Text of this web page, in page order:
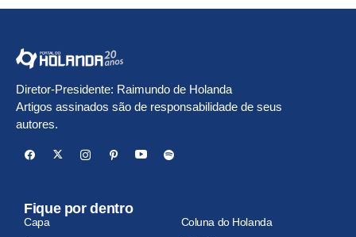
Diretor-Presidente: Raimundo de Holanda
Artigos assinados são de responsabilidade de seus
autores.
Fique por dentro
Capa
Coluna do Holanda